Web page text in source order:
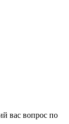
вас вопрос по